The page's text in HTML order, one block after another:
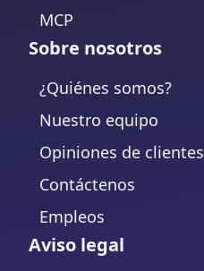
MCP
Sobre nosotros
¿Quiénes somos?
Nuestro equipo
Opiniones de clientes
Contáctenos
Empleos
Aviso legal